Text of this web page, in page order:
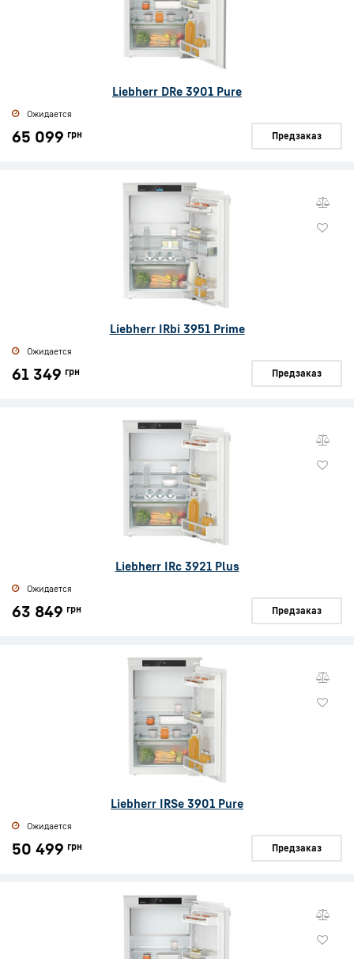
Liebherr DRe 3901 Pure
Ожидается
65 099 грн Предзаказ
Liebherr IRbi 3951 Prime
Ожидается
61 349 грн Предзаказ
Liebherr IRc 3921 Plus
Ожидается
63 849 грн Предзаказ
Liebherr IRSe 3901 Pure
Ожидается
50 499 грн Предзаказ